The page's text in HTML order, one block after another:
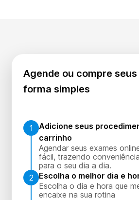
Agende ou compre
forma simples
1
Adicione seus
carrinho
Agendar seus exames
fácil, trazendo
para o seu dia a dia.
2
Escolha o melhor dia e
Escolha o dia e hora que
encaixe na sua rotina